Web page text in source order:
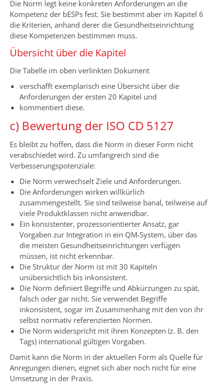
Die Norm legt keine konkreten Anforderungen an die
Kompetenz der bESPs fest. Sie bestimmt aber im Kapitel 6
die Kriterien, anhand derer die Gesundheitseinrichtung
diese Kompetenzen bestimmen muss.
Übersicht über die Kapitel
Die Tabelle im oben verlinkten Dokument
verschafft exemplarisch eine Übersicht über die
Anforderungen der ersten 20 Kapitel und
kommentiert diese.
c) Bewertung der ISO CD 5127
Es bleibt zu hoffen, dass die Norm in dieser Form nicht
verabschiedet wird. Zu umfangreich sind die
Verbesserungspotenziale:
Die Norm verwechselt Ziele und Anforderungen.
Die Anforderungen wirken willkürlich
zusammengestellt. Sie sind teilweise banal, teilweise auf
viele Produktklassen nicht anwendbar.
Ein konsistenter, prozessorientierter Ansatz, gar
Vorgaben zur Integration in ein QM-System, über das
die meisten Gesundheitseinrichtungen verfügen
müssen, ist nicht erkennbar.
Die Struktur der Norm ist mit 30 Kapiteln
unübersichtlich bis inkonsistent.
Die Norm definiert Begriffe und Abkürzungen zu spät,
falsch oder gar nicht. Sie verwendet Begriffe
inkonsistent, sogar im Zusammenhang mit den von ihr
selbst normativ referenzierten Normen.
Die Norm widerspricht mit ihren Konzepten (z. B. den
Tags) international gültigen Vorgaben.
Damit kann die Norm in der aktuellen Form als Quelle für
Anregungen dienen, eignet sich aber noch nicht für eine
Umsetzung in der Praxis.